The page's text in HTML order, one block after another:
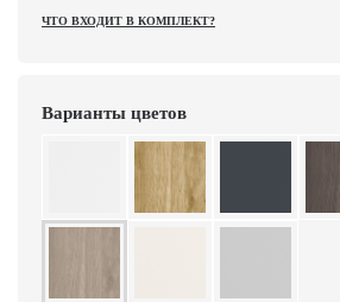
ЧТО ВХОДИТ В КОМПЛЕКТ?
Варианты цветов